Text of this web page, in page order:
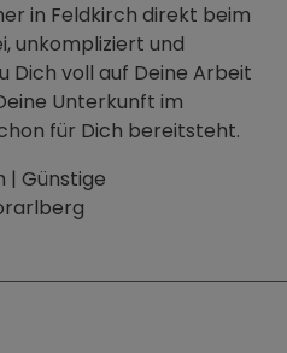
in Feldkirch direkt beim
unkompliziert und
Dich voll auf Deine Arbeit
Unterkunft im
für Dich bereitsteht.
| Günstige